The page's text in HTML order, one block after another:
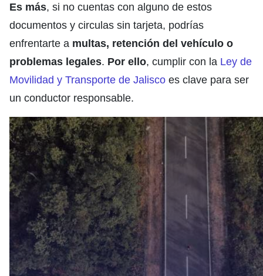
Es más, si no cuentas con alguno de estos
documentos y circulas sin tarjeta, podrías
enfrentarte a multas, retención del vehículo o
problemas legales. Por ello, cumplir con la Ley de
Movilidad y Transporte de Jalisco es clave para ser
un conductor responsable.